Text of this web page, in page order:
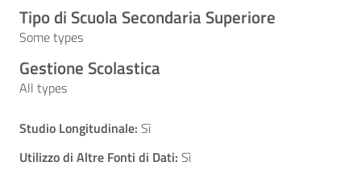
Tipo di Scuola Secondaria Superiore
Some types
Gestione Scolastica
All types
Studio Longitudinale: Sì
Utilizzo di Altre Fonti di Dati: Sì